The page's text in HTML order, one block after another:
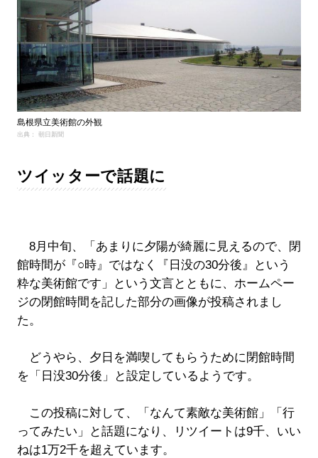
島根県立美術館の外観
出典： 朝日新聞
ツイッターで話題に
8月中旬、「あまりに夕陽が綺麗に見えるので、閉
館時間が『○時』ではなく『日没の30分後』という
粋な美術館です」という文言とともに、ホームペー
ジの閉館時間を記した部分の画像が投稿されまし
た。
どうやら、夕日を満喫してもらうために閉館時間
を「日没30分後」と設定しているようです。
この投稿に対して、「なんて素敵な美術館」「行
ってみたい」と話題になり、リツイートは9千、いい
ねは1万2千を超えています。